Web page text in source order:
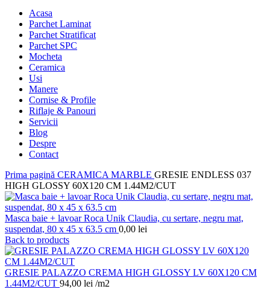
Acasa
Parchet Laminat
Parchet Stratificat
Parchet SPC
Mocheta
Ceramica
Usi
Manere
Cornise & Profile
Riflaje & Panouri
Servicii
Blog
Despre
Contact
Prima pagină CERAMICA MARBLE GRESIE ENDLESS 037
HIGH GLOSSY 60X120 CM 1.44M2/CUT
Masca baie + lavoar Roca Unik Claudia, cu sertare, negru mat,
suspendat, 80 x 45 x 63.5 cm 0,00 lei
Back to products
GRESIE PALAZZO CREMA HIGH GLOSSY LV 60X120 CM
1.44M2/CUT 94,00 lei /m2